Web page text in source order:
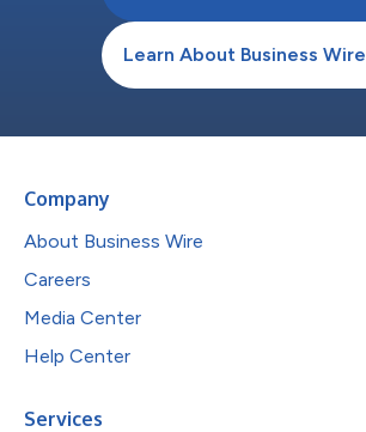
Learn About Business Wire
Company
About Business Wire
Careers
Media Center
Help Center
Services